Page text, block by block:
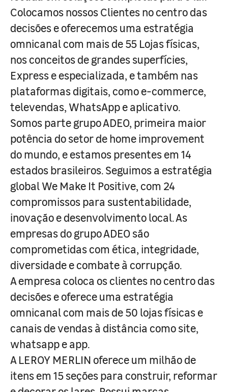
Colocamos nossos Clientes no centro das
decisões e oferecemos uma estratégia
omnicanal com mais de 55 Lojas físicas,
nos conceitos de grandes superfícies,
Express e especializada, e também nas
plataformas digitais, como e-commerce,
televendas, WhatsApp e aplicativo.
Somos parte grupo ADEO, primeira maior
potência do setor de home improvement
do mundo, e estamos presentes em 14
estados brasileiros. Seguimos a estratégia
global We Make It Positive, com 24
compromissos para sustentabilidade,
inovação e desenvolvimento local. As
empresas do grupo ADEO são
comprometidas com ética, integridade,
diversidade e combate à corrupção.
A empresa coloca os clientes no centro das
decisões e oferece uma estratégia
omnicanal com mais de 50 lojas físicas e
canais de vendas à distância como site,
whatsapp e app.
A LEROY MERLIN oferece um milhão de
itens em 15 seções para construir, reformar